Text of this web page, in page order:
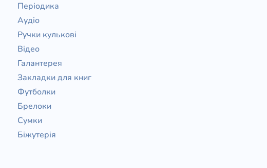
Періодика
Аудіо
Ручки кулькові
Відео
Галантерея
Закладки для книг
Футболки
Брелоки
Сумки
Біжутерія